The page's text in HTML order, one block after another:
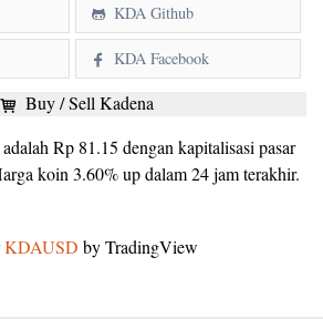
KDA Github
KDA Facebook
Buy / Sell Kadena
Rp 81.15 dengan kapitalisasi pasar
koin 3.60% up dalam 24 jam terakhir.
KDAUSD by TradingView